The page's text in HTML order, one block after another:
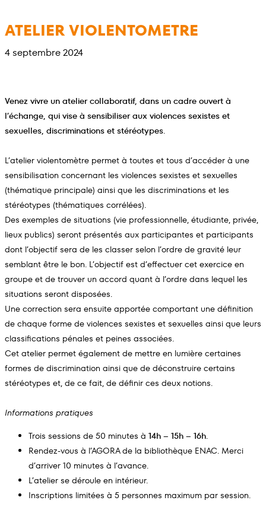
au
ATELIER VIOLENTOMETRE
4 septembre 2024
Venez vivre un atelier collaboratif, dans un cadre ouvert à
l’échange, qui vise à sensibiliser aux violences sexistes et
sexuelles, discriminations et stéréotypes.
L’atelier violentomètre permet à toutes et tous d’accéder à une
sensibilisation concernant les violences sexistes et sexuelles
(thématique principale) ainsi que les discriminations et les
stéréotypes (thématiques corrélées).
Des exemples de situations (vie professionnelle, étudiante, privée,
lieux publics) seront présentés aux participantes et participants
dont l’objectif sera de les classer selon l’ordre de gravité leur
semblant être le bon. L’objectif est d’effectuer cet exercice en
groupe et de trouver un accord quant à l’ordre dans lequel les
situations seront disposées.
Une correction sera ensuite apportée comportant une définition
de chaque forme de violences sexistes et sexuelles ainsi que leurs
classifications pénales et peines associées.
Cet atelier permet également de mettre en lumière certaines
formes de discrimination ainsi que de déconstruire certains
stéréotypes et, de ce fait, de définir ces deux notions.
Informations pratiques
Trois sessions de 50 minutes à 14h – 15h – 16h.
Rendez-vous à l’AGORA de la bibliothèque ENAC. Merci
d’arriver 10 minutes à l’avance.
L’atelier se déroule en intérieur.
Inscriptions limitées à 5 personnes maximum par session.